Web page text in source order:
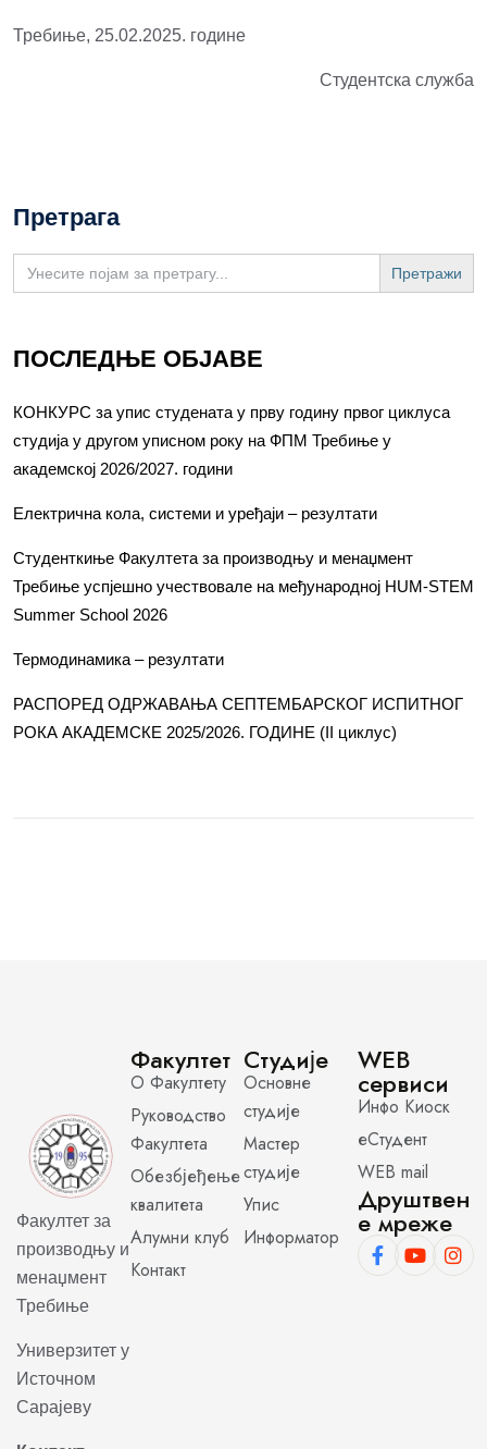
Требиње, 25.02.2025. године
Студентска служба
Претрага
Search
for:
ПОСЛЕДЊЕ ОБЈАВЕ
КОНКУРС за упис студената у прву годину првог циклуса
студија у другом уписном року на ФПМ Требиње у
академској 2026/2027. години
Електрична кола, системи и уређаји – резултати
Студенткиње Факултета за производњу и менаџмент
Требиње успјешно учествовале на међународној HUM-STEM
Summer School 2026
Термодинамика – резултати
РАСПОРЕД ОДРЖАВАЊА СЕПТЕМБАРСКОГ ИСПИТНОГ
РОКА АКАДЕМСКЕ 2025/2026. ГОДИНЕ (II циклус)
Факултет за
производњу и
менаџмент
Требиње
Универзитет у
Источном
Сарајеву
Факултет
О Факултету
Руководство
Факултета
Обезбјеђење
квалитета
Алумни клуб
Контакт
Студије
Основне
студије
Мастер
студије
Упис
Информатор
WEB
сервиси
Инфо Киоск
еСтудент
WEB mail
Друштвен
е мреже